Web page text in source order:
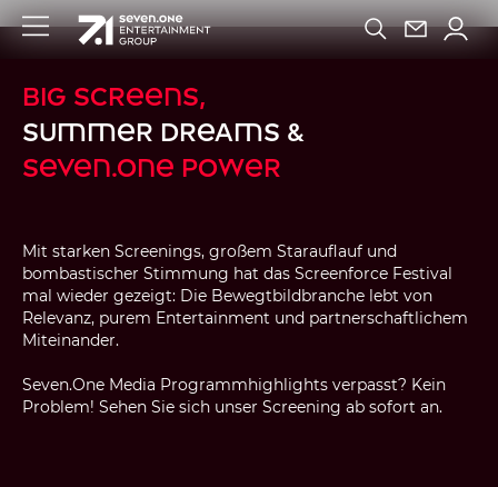
Big Screens,
Summer Dreams &
Seven.One Power
Mit starken Screenings, großem Starauflauf und
bombastischer Stimmung hat das Screenforce Festival
mal wieder gezeigt: Die Bewegtbildbranche lebt von
Relevanz, purem Entertainment und partnerschaftlichem
Miteinander.
Seven.One Media Programmhighlights verpasst? Kein
Problem! Sehen Sie sich unser Screening ab sofort an.